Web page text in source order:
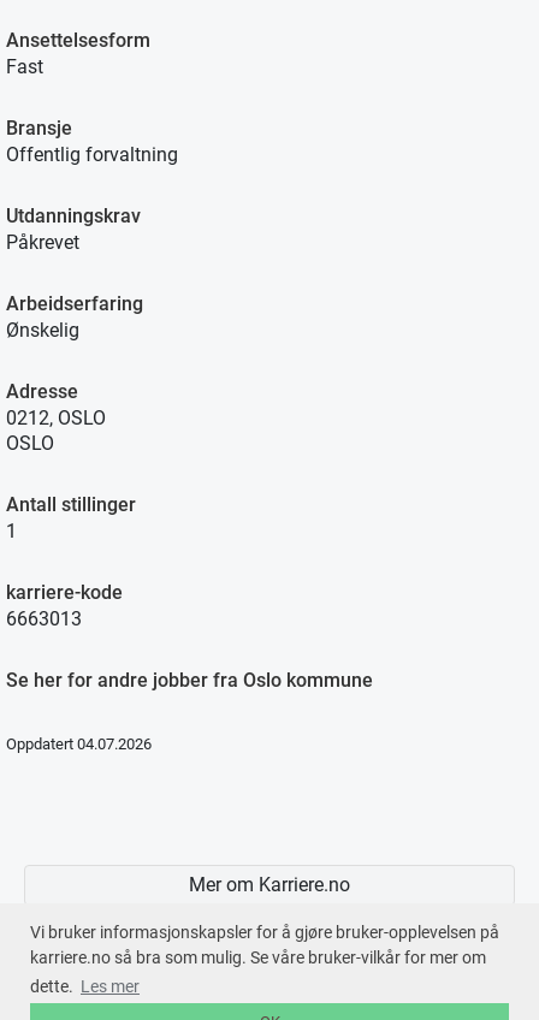
Vi bruker informasjonskapsler for å gjøre bruker-opplevelsen på
karriere.no så bra som mulig. Se våre bruker-vilkår for mer om
dette. Les mer
Ansettelsesform
Fast
Bransje
Offentlig forvaltning
Utdanningskrav
Påkrevet
Arbeidserfaring
Ønskelig
Adresse
0212, OSLO
OSLO
Antall stillinger
1
karriere-kode
6663013
Se her for andre jobber fra Oslo kommune
Oppdatert 04.07.2026
Mer om Karriere.no